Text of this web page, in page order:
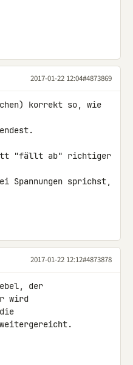
2017-01-22 12:04#4873869
korrekt so, wie
"fällt ab" richtiger
Spannungen sprichst,
2017-01-22 12:12#4873878
der
wird
weitergereicht.